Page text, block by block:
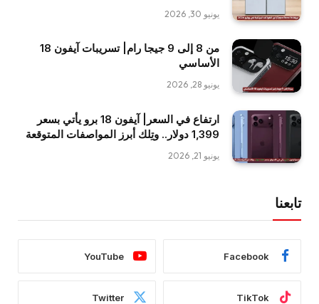
يونيو 30, 2026
من 8 إلى 9 جيجا رام| تسريبات آيفون 18
الأساسي
يونيو 28, 2026
ارتفاع في السعر| آيفون 18 برو يأتي بسعر
1,399 دولار.. وتِلك أبرز المواصفات المتوقعة
يونيو 21, 2026
تابعنا
Facebook
YouTube
TikTok
Twitter